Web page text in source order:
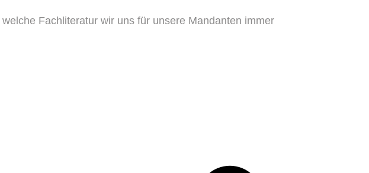
Fachliteratur wir uns für unsere Mandanten immer